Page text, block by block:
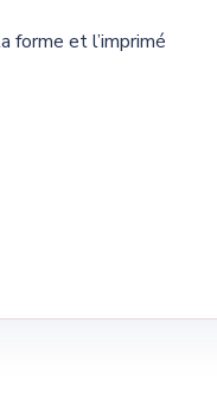
forme et l’imprimé